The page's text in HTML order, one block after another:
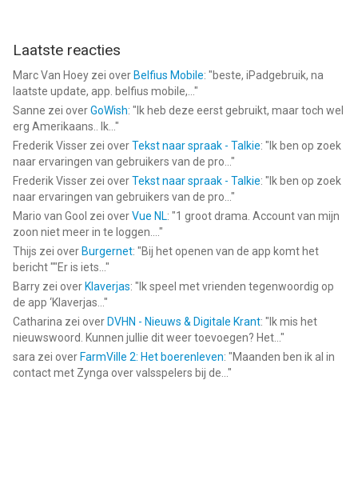
Laatste reacties
Marc Van Hoey zei over Belfius Mobile: "beste, iPadgebruik, na
laatste update, app. belfius mobile,... "
Sanne zei overGoWish: " Ik heb deze eerst gebruikt, maar toch wel
erg Amerikaans.. Ik... "
Frederik Visser zei overTekst naar spraak - Talkie: " Ik ben op zoek
naar ervaringen van gebruikers van de pro... "
Frederik Visser zei overTekst naar spraak - Talkie: " Ik ben op zoek
naar ervaringen van gebruikers van de pro... "
Mario van Gool zei overVue NL: "1 groot drama. Account van mijn
zoon niet meer in te loggen.... "
Thijs zei over Burgernet: "Bij het openen van de app komt het
bericht ""Er is iets... "
Barry zei over Klaverjas: " Ik speel met vrienden tegenwoordig op
de app ‘Klaverjas... "
Catharina zei over DVHN - Nieuws & Digitale Krant: " Ik mis het
nieuwswoord. Kunnen jullie dit weer toevoegen? Het... "
sara zei over FarmVille 2: Het boerenleven: "Maanden ben ik al in
contact met Zynga over valsspelers bij de... "